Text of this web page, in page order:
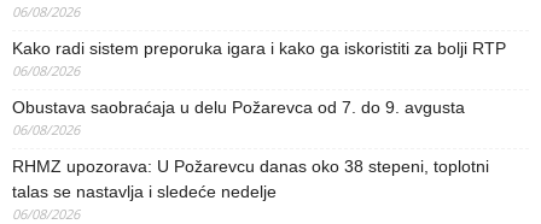
06/08/2026
Kako radi sistem preporuka igara i kako ga iskoristiti za bolji RTP
06/08/2026
Obustava saobraćaja u delu Požarevca od 7. do 9. avgusta
06/08/2026
RHMZ upozorava: U Požarevcu danas oko 38 stepeni, toplotni
talas se nastavlja i sledeće nedelje
06/08/2026